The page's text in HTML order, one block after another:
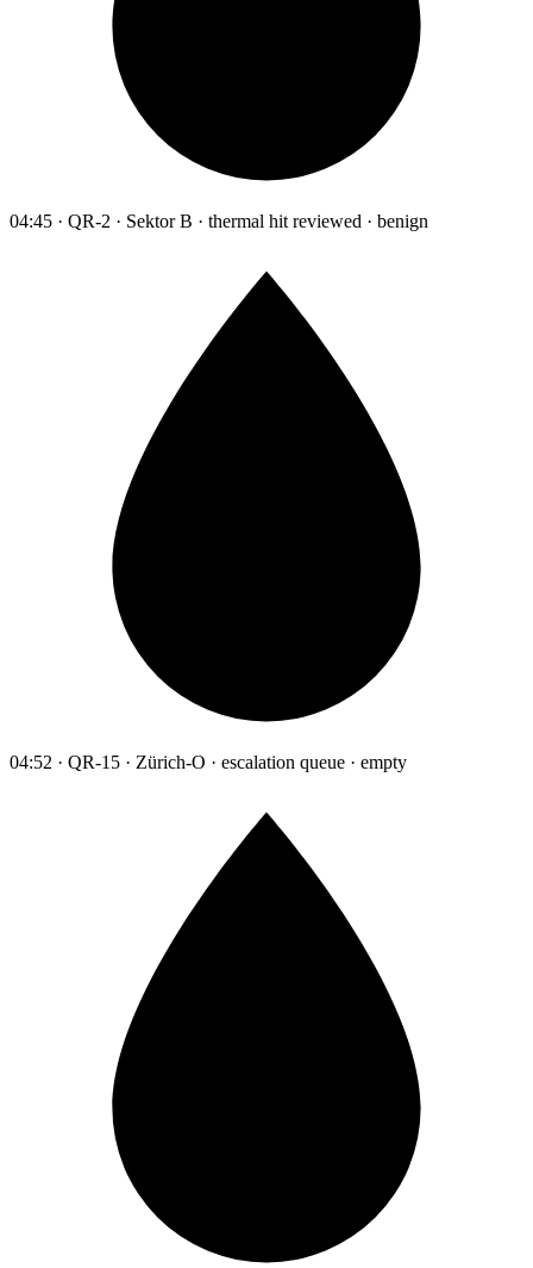
04:45 · QR-2 · Sektor B · thermal hit reviewed · benign
04:52 · QR-15 · Zürich-O · escalation queue · empty